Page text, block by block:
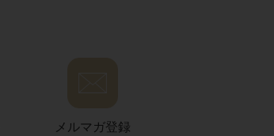
メルマガ登録